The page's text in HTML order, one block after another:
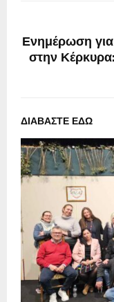
Ενημέρωση
στην
ΔΙΑΒΑΣΤΕ ΕΔΩ